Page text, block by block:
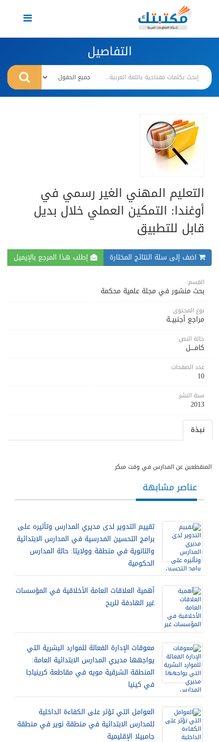
Toggle
navigation
التفاصيل
التعليم المهني الغير رسمي في
أوغندا: التمكين العملي خلال بديل
قابل للتطبيق
اضف إلى سلة النتائج المختارة إطلب هذا المرجع بالإيميل
القسم:
بحث منشور في مجلة علمية محكمة
نوع المحتوى:
مراجع أجنبيــة
حالة النص:
كامــــل
عدد الصفحات:
10
سنة النشر:
2013
نبذة
المنقطعين عن المدارس في وقت مبكر
عناصر مشابهة
تقييم التدوير لدى مديري المدارس وتأثيره على
برامج التحسين المدرسية في المدارس الابتدائية
والثانوية في منطقة وولايتا: حالة المدارس
الحكومية
أهمية العلاقات العامة الأخلاقية في المؤسسات
غير الهادفة للربح
معوقات الإدارة الفعالة للموارد البشرية التي
يواجهها مديري المدارس الابتدائية العامة:
المنطقة الشرقية مويه في مقاطعة كرينياجا
في كينيا
العوامل التي تؤثر على الكفاءة الداخلية
للمدارس الابتدائية في منطقة نوير في منطقة
جامبيلا الإقليمية